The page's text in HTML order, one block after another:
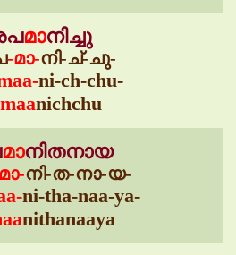
മാനിച്ചു
-മാ-നി-ച്-ചു-
ni-ch-chu-
maanichchu
മാനിതനായ
നി-ത-നാ-യ-
ni-tha-naa-ya-
nithanaaya